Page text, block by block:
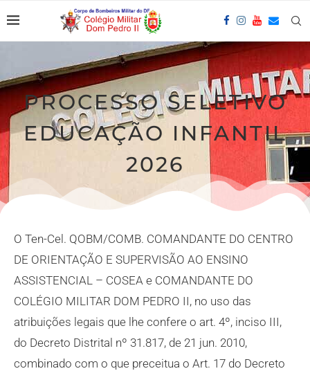
PROCESSO SELETIVO
EDUCAÇÃO INFANTIL
2026
O Ten-Cel. QOBM/COMB. COMANDANTE DO CENTRO
DE ORIENTAÇÃO E SUPERVISÃO AO ENSINO
ASSISTENCIAL – COSEA e COMANDANTE DO
COLÉGIO MILITAR DOM PEDRO II, no uso das
atribuições legais que lhe confere o art. 4º, inciso III,
do Decreto Distrital nº 31.817, de 21 jun. 2010,
combinado com o que preceitua o Art. 17 do Decreto